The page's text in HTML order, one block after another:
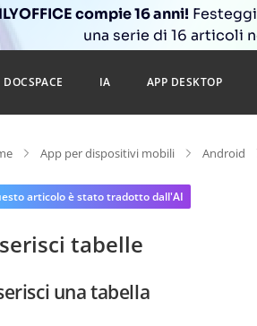
compie 16 anni!
una serie di 16 articoli
DOCSPACE IA APP DESKTOP
App per dispositivi mobili Android
articolo è stato tradotto dall'AI
tabelle
una tabella